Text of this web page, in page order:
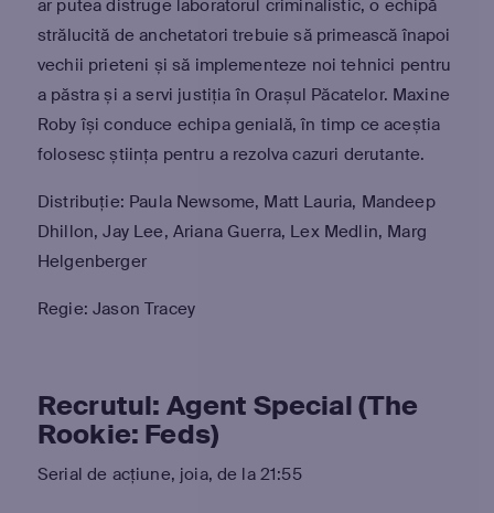
ar putea distruge laboratorul criminalistic, o echipă
strălucită de anchetatori trebuie să primească înapoi
vechii prieteni și să implementeze noi tehnici pentru
a păstra și a servi justiția în Orașul Păcatelor. Maxine
Roby își conduce echipa genială, în timp ce aceștia
folosesc știința pentru a rezolva cazuri derutante.
Distribuție: Paula Newsome, Matt Lauria, Mandeep
Dhillon, Jay Lee, Ariana Guerra, Lex Medlin, Marg
Helgenberger
Regie: Jason Tracey
Recrutul: Agent Special (The
Rookie: Feds)
Serial de acțiune, joia, de la 21:55